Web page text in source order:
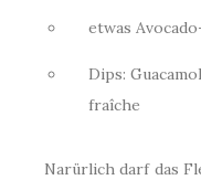
etwas
Dips:
fraîche
Narürlich darf das